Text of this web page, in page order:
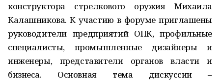
конструктора стрелкового оружия Михаила
Калашникова. К участию в форуме приглашены
руководители предприятий ОПК, профильные
специалисты, промышленные дизайнеры и
инженеры, представители органов власти и
бизнеса. Основная тема дискуссии –